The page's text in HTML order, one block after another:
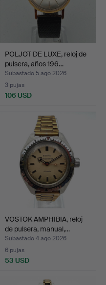
POLJOT DE LUXE, reloj de
pulsera, años 196…
Subastado 5 ago 2026
3 pujas
106 USD
VOSTOK AMPHIBIA, reloj
de pulsera, manual,…
Subastado 4 ago 2026
6 pujas
53 USD